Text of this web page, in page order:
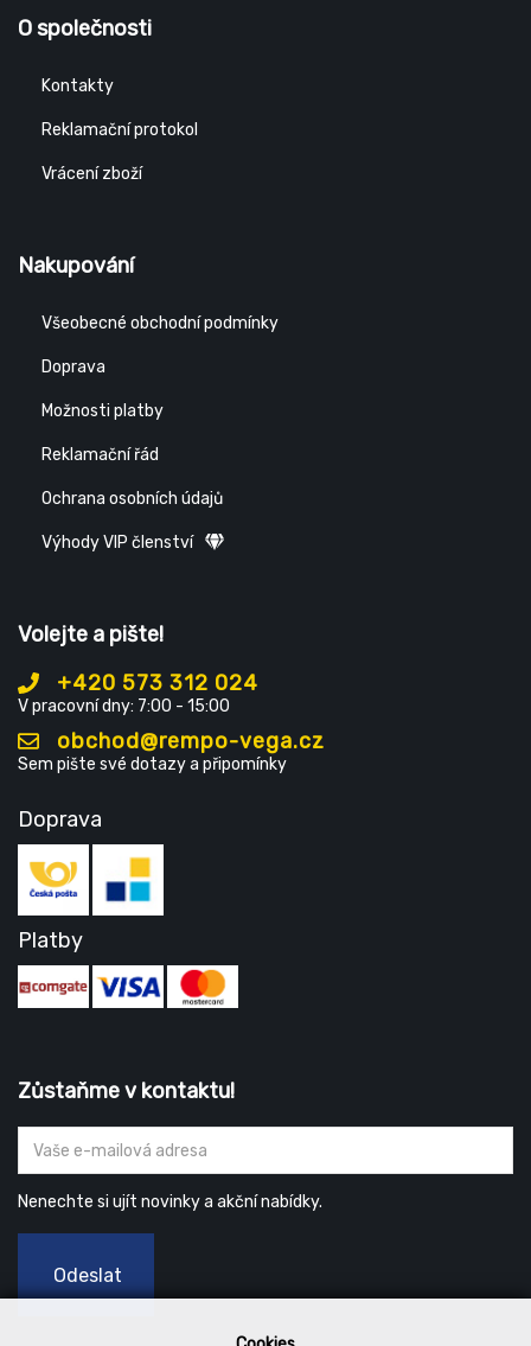
O společnosti
Kontakty
Reklamační protokol
Vrácení zboží
Nakupování
Všeobecné obchodní podmínky
Doprava
Možnosti platby
Reklamační řád
Ochrana osobních údajů
Výhody VIP členství
Volejte a pište!
+420 573 312 024
V pracovní dny: 7:00 - 15:00
obchod@rempo-vega.cz
Sem pište své dotazy a připomínky
Doprava
Platby
Zůstaňme v kontaktu!
Nenechte si ujít novinky a akční nabídky.
Odeslat